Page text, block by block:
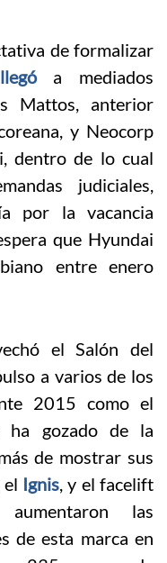
de formalizar
a mediados
Mattos, anterior
y Neocorp
dentro de lo cual
judiciales,
por la vacancia
que Hyundai
entre enero
el Salón del
a varios de los
2015 como el
ha gozado de la
de mostrar sus
Ignis, y el facelift
las
de esta marca en